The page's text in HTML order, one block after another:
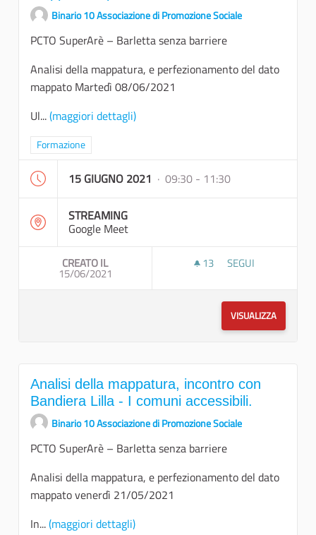
Binario 10 Associazione di Promozione Sociale
PCTO SuperArè – Barletta senza barriere
Analisi della mappatura, e perfezionamento del dato
mappato Martedì 08/06/2021
Ul...(maggiori dettagli)
Filtra i risultati per categoria: Formazione
Formazione
15 GIUGNO 2021 · 09:30 - 11:30
STREAMING
Google Meet
CREATO IL
15/06/2021
13 13 SOSTENITORI
SEGUI
VISUALIZZA
Analisi della mappatura, incontro con
Bandiera Lilla - I comuni accessibili.
Binario 10 Associazione di Promozione Sociale
PCTO SuperArè – Barletta senza barriere
Analisi della mappatura, e perfezionamento del dato
mappato venerdì 21/05/2021
In...(maggiori dettagli)